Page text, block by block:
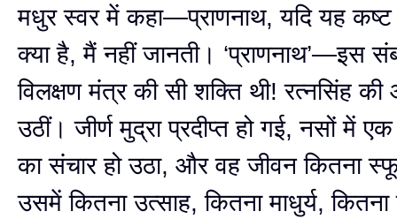
मधुर स्वर में कहा—प्राणनाथ, यदि यह
क्या है, मैं नहीं जानती। ‘प्राणनाथ’—इस
विलक्षण मंत्र की सी शक्ति थी! रत्नसिंह
उठीं। जीर्ण मुद्रा प्रदीप्त हो गई, नसों में
का संचार हो उठा, और वह जीवन कितना
उसमें कितना उत्साह, कितना माधुर्य,